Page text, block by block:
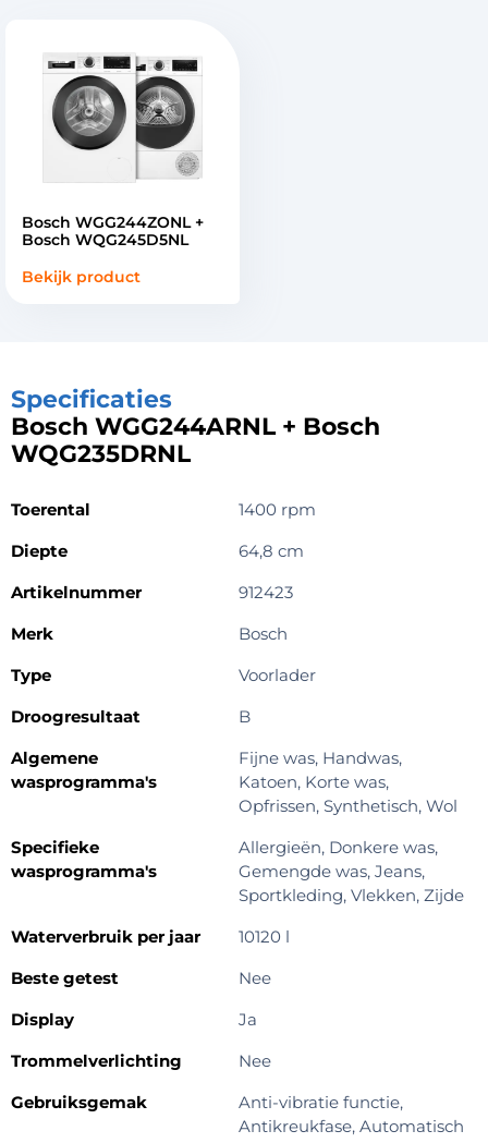
Bosch WGG244ZONL +
Bosch WQG245D5NL
Bekijk product
Specificaties
Bosch WGG244ARNL + Bosch
WQG235DRNL
Toerental
1400 rpm
Diepte
64,8 cm
Artikelnummer
912423
Merk
Bosch
Type
Voorlader
Droogresultaat
B
Algemene
wasprogramma's
Fijne was, Handwas,
Katoen, Korte was,
Opfrissen, Synthetisch, Wol
Specifieke
wasprogramma's
Allergieën, Donkere was,
Gemengde was, Jeans,
Sportkleding, Vlekken, Zijde
Waterverbruik per jaar
10120 l
Beste getest
Nee
Display
Ja
Trommelverlichting
Nee
Gebruiksgemak
Anti-vibratie functie,
Antikreukfase, Automatisch